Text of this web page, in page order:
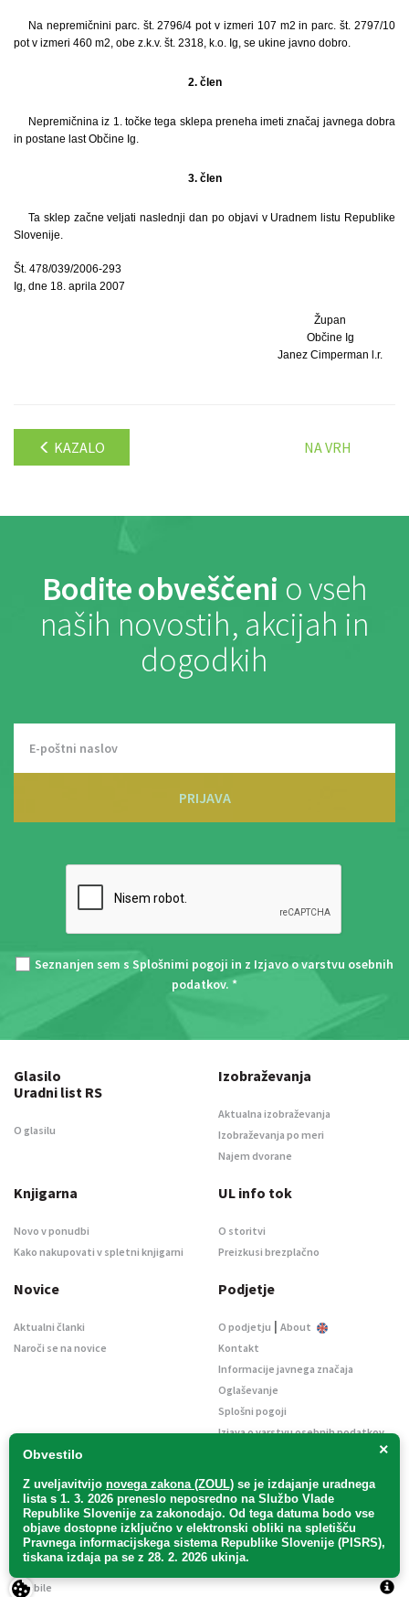
Na nepremičnini parc. št. 2796/4 pot v izmeri 107 m2 in parc. št. 2797/10
pot v izmeri 460 m2, obe z.k.v. št. 2318, k.o. Ig, se ukine javno dobro.
2. člen
Nepremičnina iz 1. točke tega sklepa preneha imeti značaj javnega dobra
in postane last Občine Ig.
3. člen
Ta sklep začne veljati naslednji dan po objavi v Uradnem listu Republike
Slovenije.
Št. 478/039/2006-293
Ig, dne 18. aprila 2007
Župan
Občine Ig
Janez Cimperman l.r.
KAZALO NA VRH
Bodite obveščeni o vseh
naših novostih, akcijah in
dogodkih
PRIJAVA
Seznanjen sem s Splošnimi pogoji in z Izjavo o varstvu osebnih
podatkov. *
×
Obvestilo
Z uveljavitvijo novega zakona (ZOUL) se je izdajanje uradnega
lista s 1. 3. 2026 preneslo neposredno na Službo Vlade
Republike Slovenije za zakonodajo. Od tega datuma bodo vse
objave dostopne izključno v elektronski obliki na spletišču
Pravnega informacijskega sistema Republike Slovenije (PISRS),
tiskana izdaja pa se z 28. 2. 2026 ukinja.
Glasilo
Uradni list RS
O glasilu
Izobraževanja
Aktualna izobraževanja
Izobraževanja po meri
Najem dvorane
Knjigarna
Novo v ponudbi
Kako nakupovati v spletni knjigarni
UL info tok
O storitvi
Preizkusi brezplačno
Novice
Aktualni članki
Naroči se na novice
Podjetje
O podjetju | About
Kontakt
Informacije javnega značaja
Oglaševanje
Splošni pogoji
Izjava o varstvu osebnih podatkov
Uradni list d. o. o. – v likvidaciji / Vse pravice pridržane.
2Mobile